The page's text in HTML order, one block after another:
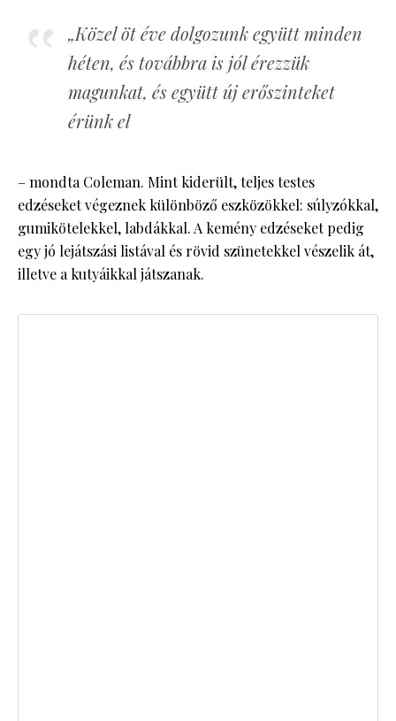
„Közel öt éve dolgozunk együtt minden
héten, és továbbra is jól érezzük
magunkat, és együtt új erőszinteket
érünk el
– mondta Coleman. Mint kiderült, teljes testes
edzéseket végeznek különböző eszközökkel: súlyzókkal,
gumikötelekkel, labdákkal. A kemény edzéseket pedig
egy jó lejátszási listával és rövid szünetekkel vészelik át,
illetve a kutyáikkal játszanak.